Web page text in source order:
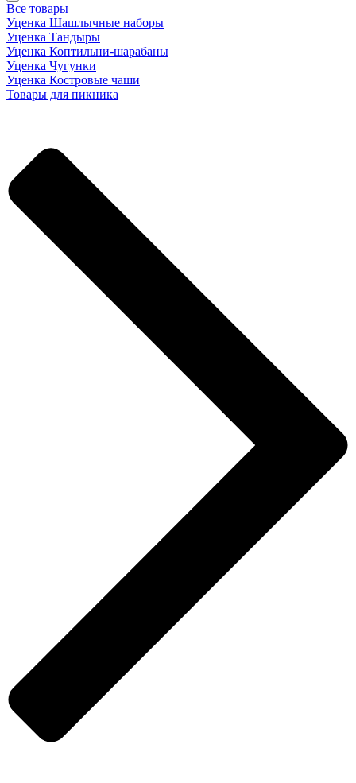
Все товары
Уценка Шашлычные наборы
Уценка Тандыры
Уценка Коптильни-шарабаны
Уценка Чугунки
Уценка Костровые чаши
Товары для пикника